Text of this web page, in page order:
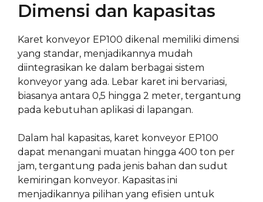
Dimensi dan kapasitas
Karet konveyor EP100 dikenal memiliki dimensi
yang standar, menjadikannya mudah
diintegrasikan ke dalam berbagai sistem
konveyor yang ada. Lebar karet ini bervariasi,
biasanya antara 0,5 hingga 2 meter, tergantung
pada kebutuhan aplikasi di lapangan.
Dalam hal kapasitas, karet konveyor EP100
dapat menangani muatan hingga 400 ton per
jam, tergantung pada jenis bahan dan sudut
kemiringan konveyor. Kapasitas ini
menjadikannya pilihan yang efisien untuk